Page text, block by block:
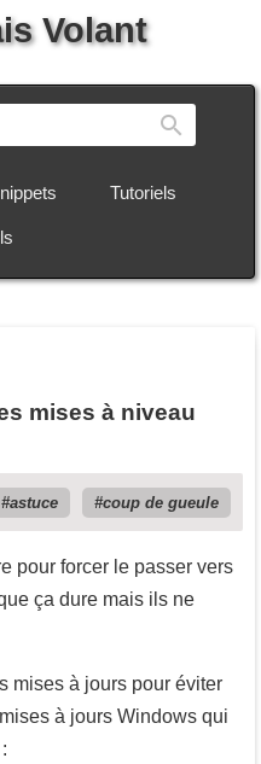
Volant
Tutoriels
mises à niveau
astuce coup de gueule
pour forcer le passer vers
ça dure mais ils ne
mises à jours pour éviter
à jours Windows qui